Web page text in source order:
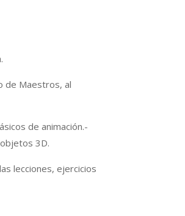
de Maestros, al
de animación.-
3D.
lecciones, ejercicios